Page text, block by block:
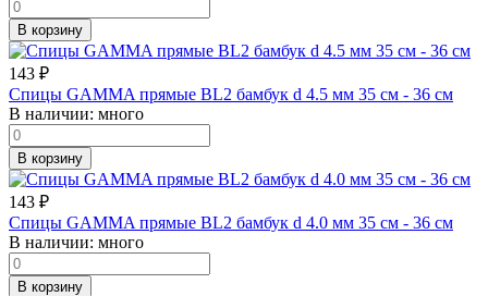
В корзину
143 ₽
Спицы GAMMA прямые BL2 бамбук d 4.5 мм 35 см - 36 см
В наличии: много
В корзину
143 ₽
Спицы GAMMA прямые BL2 бамбук d 4.0 мм 35 см - 36 см
В наличии: много
В корзину